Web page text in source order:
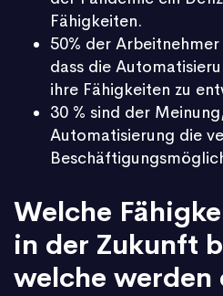
Fähigkeiten.
50% der
dass die
ihre Fähigkeiten zu
30 % sind der
Automatisierung die
Welche
in der Zukunft
welche werden